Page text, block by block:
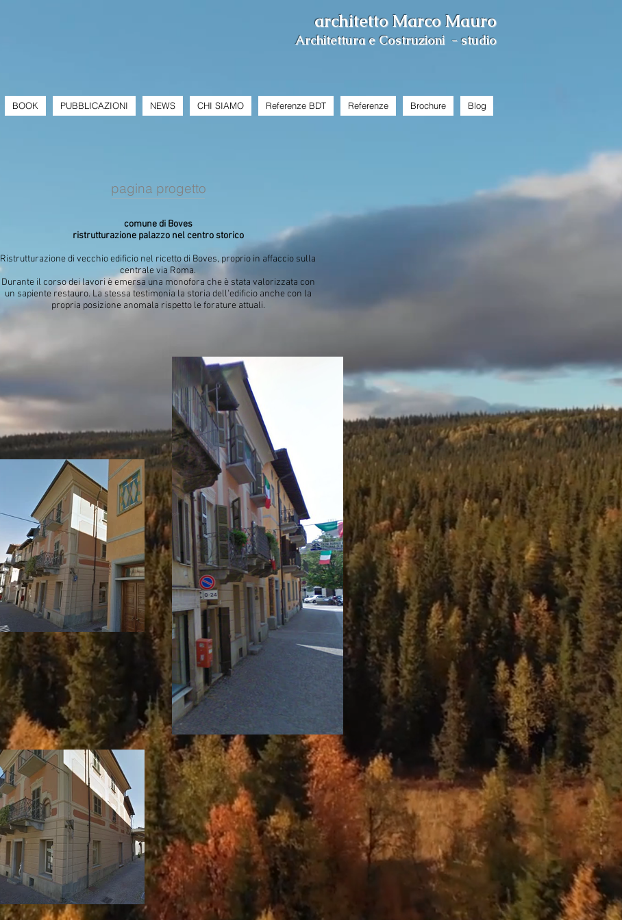
architetto Marco Mauro
Architettura e Costruzioni - studio
BOOK PUBBLICAZIONI NEWS CHI SIAMO Referenze BDT Referenze Brochure Blog
pagina progetto
comune di Boves
ristrutturazione palazzo nel centro storico
Ristrutturazione di vecchio edificio nel ricetto di Boves, proprio in affaccio sulla
centrale via Roma.
Durante il corso dei lavori è emersa una monofora che è stata valorizzata con
un sapiente restauro. La stessa testimonia la storia dell'edificio anche con la
propria posizione anomala rispetto le forature attuali.